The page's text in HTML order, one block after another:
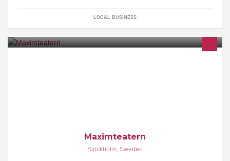
LOCAL BUSINESS
Maximteatern
Stockholm, Sweden